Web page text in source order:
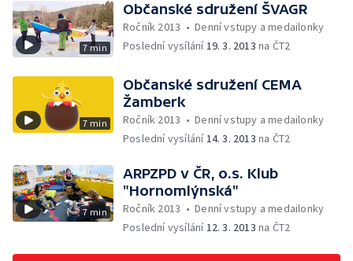
7 min
Občanské sdružení ŠVAGR
Ročník 2013 •Denní vstupy a medailonky
Poslední vysílání19. 3. 2013 na ČT2
7 min
Občanské sdružení CEMA
Žamberk
Ročník 2013 •Denní vstupy a medailonky
Poslední vysílání14. 3. 2013 na ČT2
7 min
ARPZPD v ČR, o.s. Klub
"Hornomlýnská"
Ročník 2013 •Denní vstupy a medailonky
Poslední vysílání12. 3. 2013 na ČT2